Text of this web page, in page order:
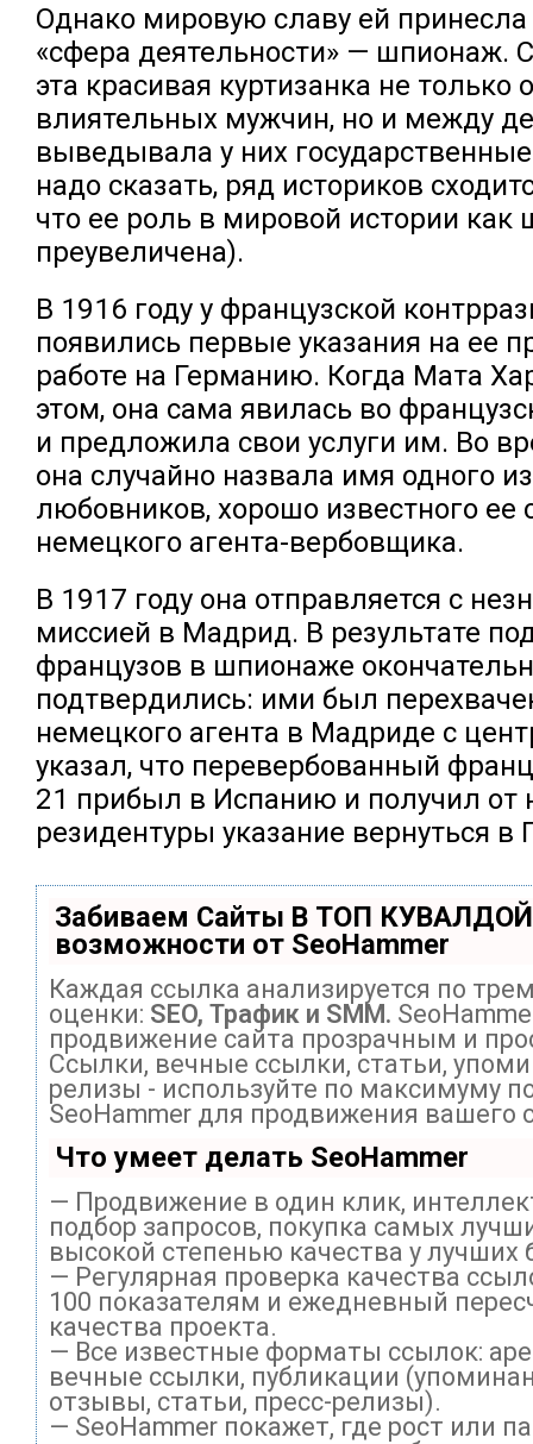
Однако мировую славу ей принесла
«сфера деятельности» — шпионаж.
эта красивая куртизанка не только
влиятельных мужчин, но и между
выведывала у них
надо сказать, ряд историков
что ее роль в мировой истории как
преувеличена).
В 1916 году у французской
появились первые указания на ее
работе на Германию. Когда Мата
этом, она сама явилась во
и предложила свои услуги им. Во
она случайно назвала имя одного
любовников, хорошо известного ее
немецкого агента-вербовщика.
В 1917 году она отправляется с
миссией в Мадрид. В результате
французов в шпионаже
подтвердились: ими был
немецкого агента в Мадриде с
указал, что перевербованный
21 прибыл в Испанию и получил от
резидентуры указание вернуться в
Забиваем Сайты В ТОП
возможности от SeoHammer
Каждая ссылка анализируется по
оценки: SEO, Трафик и SMM.
продвижение сайта прозрачным и
Ссылки, вечные ссылки, статьи,
релизы - используйте по максимуму
SeoHammer для продвижения вашего
Что умеет делать SeoHammer
— Продвижение в один клик,
подбор запросов, покупка самых
высокой степенью качества у лучших
— Регулярная проверка качества
100 показателям и ежедневный
качества проекта.
— Все известные форматы ссылок:
вечные ссылки, публикации
отзывы, статьи, пресс-релизы).
— SeoHammer покажет, где рост или